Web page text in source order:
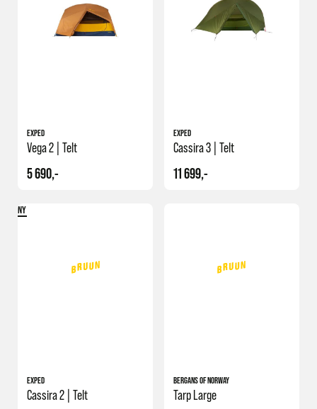
EXPED
Vega 2 | Telt
5 690,-
EXPED
Cassira 3 | Telt
11 699,-
NY
EXPED
Cassira 2 | Telt
BERGANS OF NORWAY
Tarp Large